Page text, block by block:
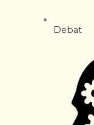
Debat